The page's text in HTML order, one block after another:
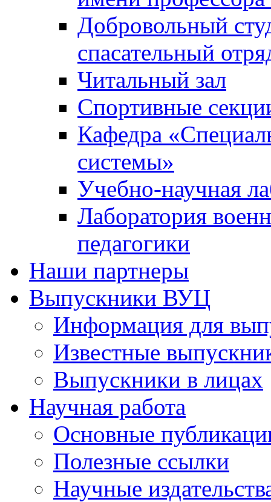
Добровольный
спасательный
Читальный зал
Спортивные
Кафедра
системы»
Учебно-научная
Лаборатория
педагогики
Наши партнеры
Выпускники ВУЦ
Информация для
Известные
Выпускники в лицах
Научная работа
Основные
Полезные ссылки
Научные